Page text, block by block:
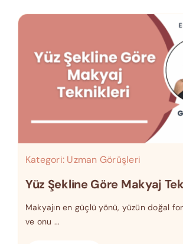
Kategori: Uzman Görüşleri
Yüz Şekline Göre Makyaj
Makyajın en güçlü yönü, yüzün doğal
ve onu ...